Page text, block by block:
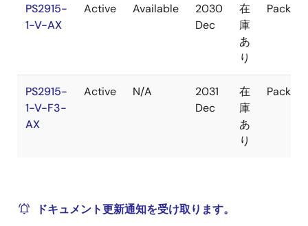
PS2915-
1-V-AX
Active Available
2030
Dec
在
庫
あ
り
PS2915-
1-V-F3-
AX
Active N/A
2031
Dec
在
庫
あ
り
ドキュメント更新通知を受け取ります。